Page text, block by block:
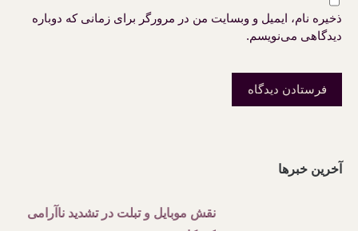
ذخیره نام، ایمیل و وبسایت من در مرورگر برای زمانی که دوباره
دیدگاهی می‌نویسم.
آخرین خبرها
نقش موبایل و تبلت در تشدید ناآرامی